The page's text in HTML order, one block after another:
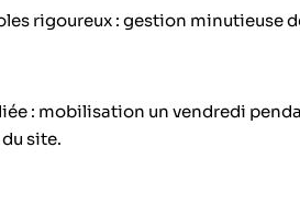
rigoureux : gestion minutieuse
: mobilisation un vendredi
site.